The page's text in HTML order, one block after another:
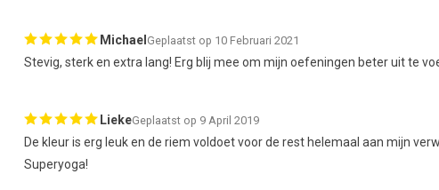
Michael Geplaatst op 10 Februari 2021
Stevig, sterk en extra lang! Erg blij mee om mijn oefeningen beter uit te
LiekeGeplaatst op 9 April 2019
De kleur is erg leuk en de riem voldoet voor de rest helemaal aan mijn
Superyoga!